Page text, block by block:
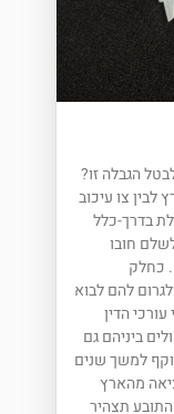
הגבלה זו?
לבין צו עיכוב
בדרך-כלל
חובו
כחלק
להם לבוא
הדין
ביניהם גם
למשך שנים
מהארץ
תצהיר